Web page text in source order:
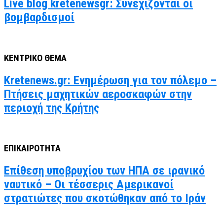
Live blog kretenewsgr: Συνεχίζονται οι
βομβαρδισμοί
ΚΕΝΤΡΙΚΟ ΘΕΜΑ
Kretenews.gr: Ενημέρωση για τον πόλεμο –
Πτήσεις μαχητικών αεροσκαφών στην
περιοχή της Κρήτης
ΕΠΙΚΑΙΡΟΤΗΤΑ
Επίθεση υποβρυχίου των ΗΠΑ σε ιρανικό
ναυτικό – Οι τέσσερις Αμερικανοί
στρατιώτες που σκοτώθηκαν από το Ιράν